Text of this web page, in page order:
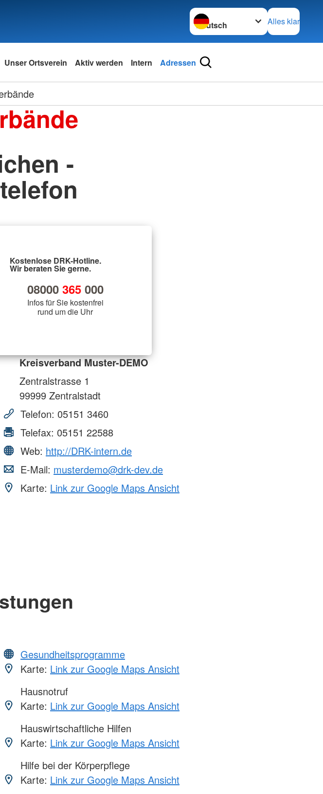
Sprache wechseln zu
Alles klar
Unser Ortsverein Aktiv werden Intern Adressen
-
Kostenlose DRK-Hotline.
Wir beraten Sie gerne.
08000 365000
Infos für Sie kostenfrei
rund um die Uhr
Kreisverband Muster-DEMO
Zentralstrasse 1
99999 Zentralstadt
Telefon: 05151 3460
Telefax: 05151 22588
Web: http://DRK-intern.de
E-Mail: musterdemo@drk-dev.de
Karte: Link zur Google Maps Ansicht
Gesundheitsprogramme
Karte: Link zur Google Maps Ansicht
Hausnotruf
Karte: Link zur Google Maps Ansicht
Hauswirtschaftliche Hilfen
Karte: Link zur Google Maps Ansicht
Hilfe bei der Körperpflege
Karte: Link zur Google Maps Ansicht